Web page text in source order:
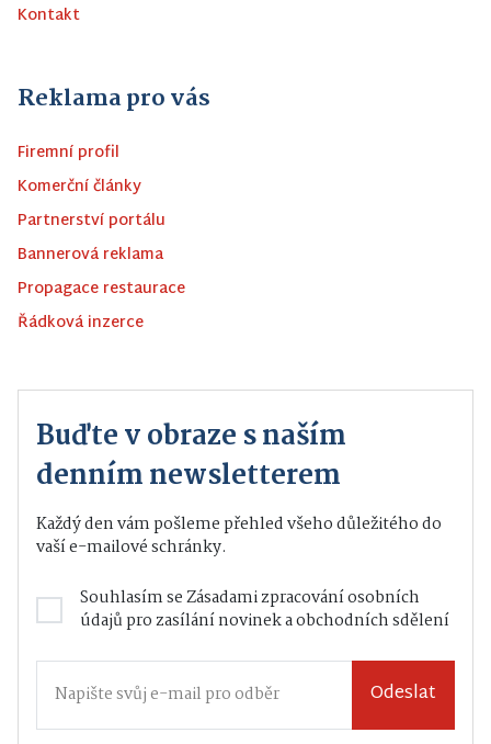
Kontakt
Reklama pro vás
Firemní profil
Komerční články
Partnerství portálu
Bannerová reklama
Propagace restaurace
Řádková inzerce
Buďte v obraze s naším
denním newsletterem
Každý den vám pošleme přehled všeho důležitého do
vaší e-mailové schránky.
Souhlasím seZásadami zpracování osobních
údajůpro zasílání novinek a obchodních sdělení
Odeslat